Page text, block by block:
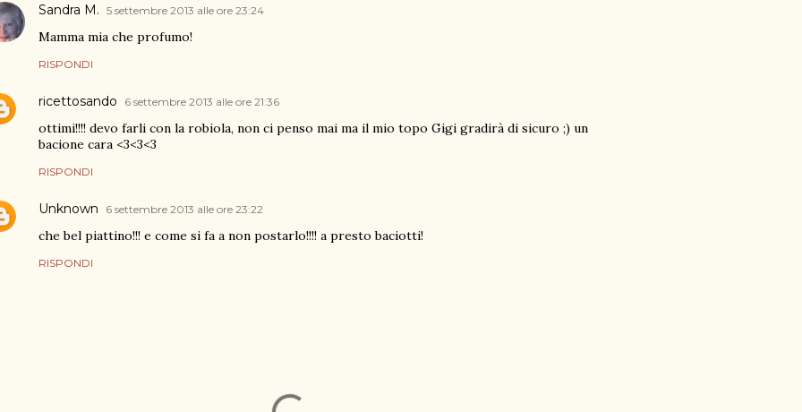
Sandra M. 5 settembre 2013 alle ore 23:24
Mamma mia che profumo!
RISPONDI
ricettosando 6 settembre 2013 alle ore 21:36
ottimi!!!! devo farli con la robiola, non ci penso mai ma il mio topo Gigi gradirà di sicuro ;) un
bacione cara <3<3<3
RISPONDI
Unknown 6 settembre 2013 alle ore 23:22
che bel piattino!!! e come si fa a non postarlo!!!! a presto baciotti!
RISPONDI